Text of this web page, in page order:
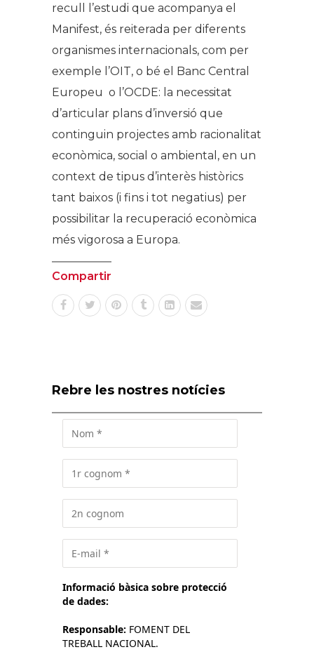
recull l’estudi que acompanya el
Manifest, és reiterada per diferents
organismes internacionals, com per
exemple l’OIT, o bé el Banc Central
Europeu o l’OCDE: la necessitat
d’articular plans d’inversió que
continguin projectes amb racionalitat
econòmica, social o ambiental, en un
context de tipus d’interès històrics
tant baixos (i fins i tot negatius) per
possibilitar la recuperació econòmica
més vigorosa a Europa.
Compartir
Rebre les nostres notícies
Informació bàsica sobre protecció
de dades:
Responsable: FOMENT DEL
TREBALL NACIONAL.